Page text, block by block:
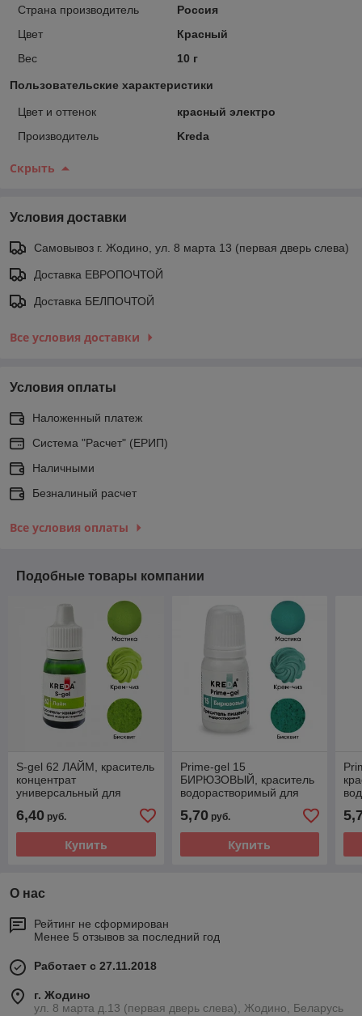
Страна производитель
Россия
Цвет
Красный
Вес
10 г
Пользовательские характеристики
Цвет и оттенок
красный электро
Производитель
Kreda
Скрыть
Условия доставки
Самовывоз г. Жодино, ул. 8 марта 13 (первая дверь слева)
Доставка ЕВРОПОЧТОЙ
Доставка БЕЛПОЧТОЙ
Все условия доставки
Условия оплаты
Наложенный платеж
Система "Расчет" (ЕРИП)
Наличными
Безналиный расчет
Все условия оплаты
Подобные товары компании
S-gel 62 ЛАЙМ, краситель
концентрат
универсальный для
KREDA
6,40 руб.
Купить
Prime-gel 15
БИРЮЗОВЫЙ, краситель
водорастворимый для
KREDA
5,70руб.
Купить
О нас
Рейтинг не сформирован
Менее 5 отзывов за последний год
Работает с 27.11.2018
г. Жодино
ул. 8 марта д.13 (первая дверь слева), Жодино, Беларусь